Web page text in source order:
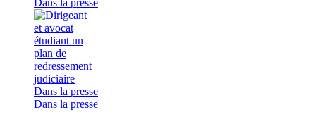
Dans la presse
Dans la presse
Dans la presse